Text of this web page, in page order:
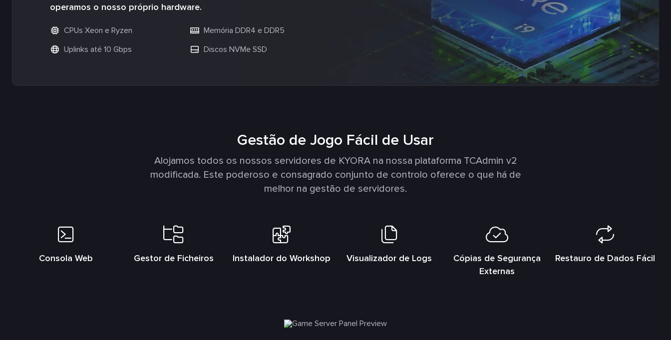
operamos o nosso próprio hardware.
CPUs Xeon e Ryzen
Memória DDR4 e DDR5
Uplinks até 10 Gbps
Discos NVMe SSD
Gestão de Jogo Fácil de Usar
Alojamos todos os nossos servidores de KYORA na nossa plataforma TCAdmin v2
modificada. Este poderoso e consagrado conjunto de controlo oferece o que há de
melhor na gestão de servidores.
Consola Web Gestor de Ficheiros Instalador do Workshop Visualizador de Logs
Cópias de Segurança
Externas
Restauro de Dados Fácil